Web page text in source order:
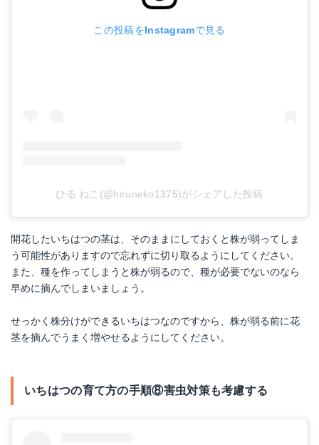
この投稿をInstagramで見る
ひる ねこ(@hiruneko1375)がシェアした投稿
開花したいちはつの茎は、そのままにしておくと株が弱ってしま
う可能性がありますので忘れずに切り取るようにしてください。
また、種を作ってしまうと株が弱るので、種が必要でないのなら
早めに摘んでしまいましょう。
せっかく株分けができるいちはつなのですから、株が弱る前に花
茎を摘んでうまく増やせるようにしてください。
いちはつの育て方の手順⑧害虫対策も考慮する